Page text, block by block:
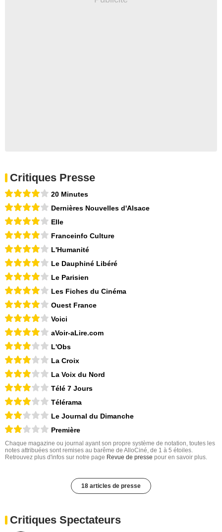
Critiques Presse
20 Minutes
Dernières Nouvelles d'Alsace
Elle
Franceinfo Culture
L'Humanité
Le Dauphiné Libéré
Le Parisien
Les Fiches du Cinéma
Ouest France
Voici
aVoir-aLire.com
L'Obs
La Croix
La Voix du Nord
Télé 7 Jours
Télérama
Le Journal du Dimanche
Première
Chaque magazine ou journal ayant son propre système de notation, toutes les
notes attribuées sont remises au barême de AlloCiné, de 1 à 5 étoiles.
Retrouvez plus d'infos sur notre page Revue de presse pour en savoir plus.
18 articles de presse
Critiques Spectateurs